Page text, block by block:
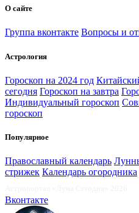
О сайте
Группа вконтакте Вопросы и
Астрология
Гороскоп на 2024 год
сегодня Гороскоп на завтра
Индивидуальный гороскоп
гороскоп
Популярное
Православный календарь
стрижек Календарь огородника
Вконтакте